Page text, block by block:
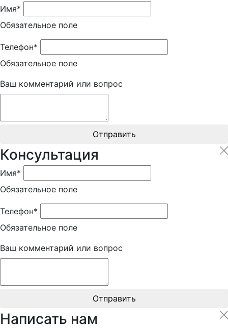
Имя*
Обязательное поле
Телефон*
Обязательное поле
Ваш комментарий или вопрос
Отправить
Консультация
Имя*
Обязательное поле
Телефон*
Обязательное поле
Ваш комментарий или вопрос
Отправить
Написать нам